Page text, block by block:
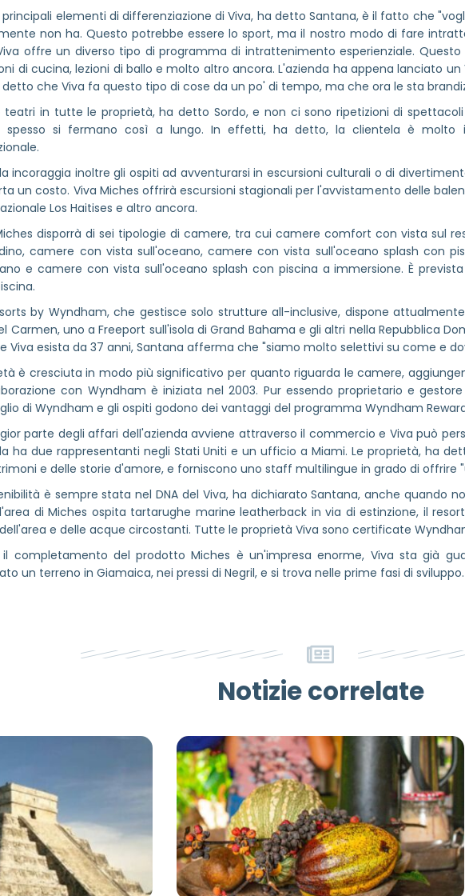
principali elementi di differenziazione di Viva, ha detto Santana, è il fatto che
non ha. Questo potrebbe essere lo sport, ma il nostro modo di fare
offre un diverso tipo di programma di intrattenimento esperienziale.
di cucina, lezioni di ballo e molto altro ancora. L'azienda ha appena lanciato
detto che Viva fa questo tipo di cose da un po' di tempo, ma che ora le sta
teatri in tutte le proprietà, ha detto Sordo, e non ci sono ripetizioni di
spesso si fermano così a lungo. In effetti, ha detto, la clientela è molto
incoraggia inoltre gli ospiti ad avventurarsi in escursioni culturali o di
un costo. Viva Miches offrirà escursioni stagionali per l'avvistamento delle
Los Haitises e altro ancora.
disporrà di sei tipologie di camere, tra cui camere comfort con vista sul
camere con vista sull'oceano, camere con vista sull'oceano splash con
e camere con vista sull'oceano splash con piscina a immersione. È
by Wyndham, che gestisce solo strutture all-inclusive, dispone
Carmen, uno a Freeport sull'isola di Grand Bahama e gli altri nella Repubblica
Viva esista da 37 anni, Santana afferma che "siamo molto selettivi su come e
è cresciuta in modo più significativo per quanto riguarda le camere,
con Wyndham è iniziata nel 2003. Pur essendo proprietario e
di Wyndham e gli ospiti godono dei vantaggi del programma Wyndham
parte degli affari dell'azienda avviene attraverso il commercio e Viva può
ha due rappresentanti negli Stati Uniti e un ufficio a Miami. Le proprietà, ha
e delle storie d'amore, e forniscono uno staff multilingue in grado di offrire
è sempre stata nel DNA del Viva, ha dichiarato Santana, anche quando
di Miches ospita tartarughe marine leatherback in via di estinzione, il
e delle acque circostanti. Tutte le proprietà Viva sono certificate
il completamento del prodotto Miches è un'impresa enorme, Viva sta già
un terreno in Giamaica, nei pressi di Negril, e si trova nelle prime fasi di sviluppo.
Notizie correlate